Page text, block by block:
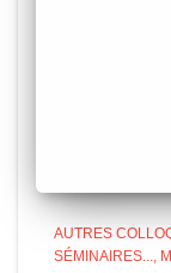
AUTRES
SÉMINAIRES...